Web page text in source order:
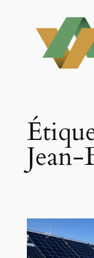
contenu
Jean-